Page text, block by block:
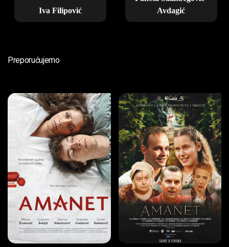
Iva Filipović
Avdagić
Preporućujemo